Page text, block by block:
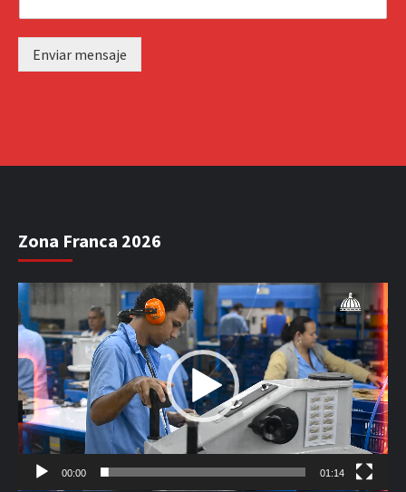
Enviar mensaje
Zona Franca 2026
Reproductor
de
vídeo
00:00 01:14